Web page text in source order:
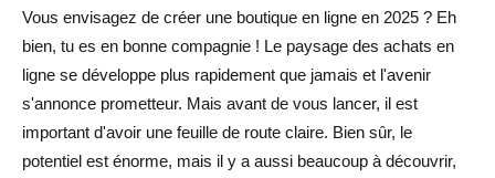
Images et descriptions de produits de haute qualité
Processus de paiement simplifié
Instaurer la confiance grâce à des critiques et à des
témoignages
Vous envisagez de créer une boutique en ligne en 2025 ? Eh
bien, tu es en bonne compagnie ! Le paysage des achats en
ligne se développe plus rapidement que jamais et l'avenir
s'annonce prometteur. Mais avant de vous lancer, il est
important d'avoir une feuille de route claire. Bien sûr, le
potentiel est énorme, mais il y a aussi beaucoup à découvrir,